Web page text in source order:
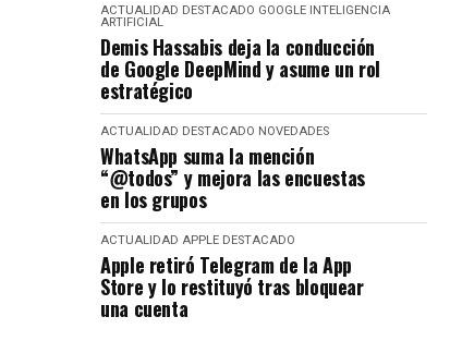
ACTUALIDAD DESTACADO GOOGLE INTELIGENCIA
ARTIFICIAL
Demis Hassabis deja la conducción
de Google DeepMind y asume un rol
estratégico
ACTUALIDAD DESTACADO NOVEDADES
WhatsApp suma la mención
“@todos” y mejora las encuestas
en los grupos
ACTUALIDAD APPLE DESTACADO
Apple retiró Telegram de la App
Store y lo restituyó tras bloquear
una cuenta